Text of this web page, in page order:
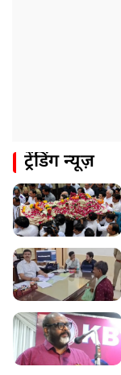
ट्रेंडिंग न्यूज़